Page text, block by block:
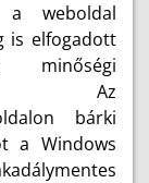
a weboldal
is elfogadott
minőségi
Az
bárki
a Windows